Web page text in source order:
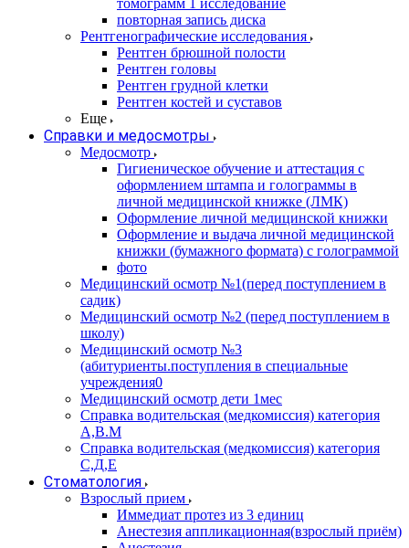
томограмм 1 исследование
повторная запись диска
Рентгенографические исследования
Рентген брюшной полости
Рентген головы
Рентген грудной клетки
Рентген костей и суставов
Еще
Справки и медосмотры
Медосмотр
Гигиеническое обучение и аттестация с
оформлением штампа и голограммы в
личной медицинской книжке (ЛМК)
Оформление личной медицинской книжки
Оформление и выдача личной медицинской
книжки (бумажного формата) с голограммой
фото
Медицинский осмотр №1(перед поступлением в
садик)
Медицинский осмотр №2 (перед поступлением в
школу)
Медицинский осмотр №3
(абитуриенты.поступления в специальные
учреждения0
Медицинский осмотр дети 1мес
Справка водительская (медкомиссия) категория
А,В.М
Справка водительская (медкомиссия) категория
С,Д,Е
Стоматология
Взрослый прием
Иммедиат протез из 3 единиц
Анестезия аппликационная(взрослый приём)